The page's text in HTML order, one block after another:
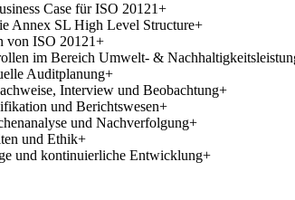
Case für ISO 20121+
Annex SL High Level Structure+
ISO 20121+
im Bereich Umwelt- &
Auditplanung+
Interview und Beobachtung+
und Berichtswesen+
und Nachverfolgung+
und Ethik+
und kontinuierliche Entwicklung+